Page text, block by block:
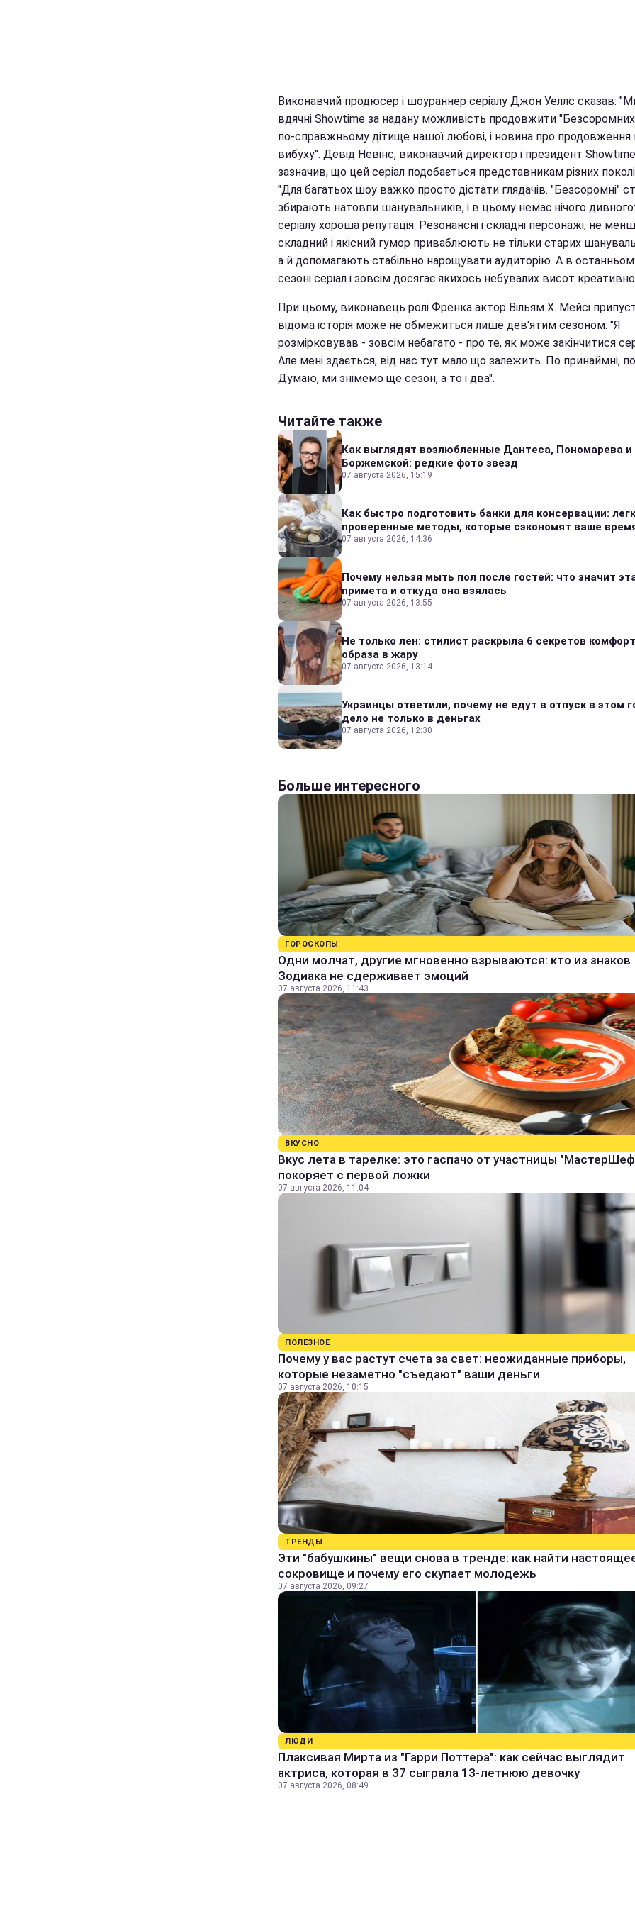
Виконавчий продюсер і шоураннер серіалу Джон Уеллс сказав:
вдячні Showtime за надану можливість продовжити
по-справжньому дітище нашої любові, і новина про продовження
вибуху". Девід Невінс, виконавчий директор і президент
зазначив, що цей серіал подобається представникам різних
"Для багатьох шоу важко просто дістати глядачів. "Безсоромні"
збирають натовпи шанувальників, і в цьому немає нічого
серіалу хороша репутація. Резонансні і складні персонажі, не менш
складний і якісний гумор приваблюють не тільки старих
а й допомагають стабільно нарощувати аудиторію. А в
сезоні серіал і зовсім досягає якихось небувалих висот
При цьому, виконавець ролі Френка актор Вільям Х. Мейсі
відома історія може не обмежиться лише дев'ятим сезоном: "Я
розмірковував - зовсім небагато - про те, як може закінчитися
Але мені здається, від нас тут мало що залежить. По принаймні,
Думаю, ми знімемо ще сезон, а то і два".
Читайте также
Как выглядят возлюбленные Дантеса, Пономарева и
Боржемской: редкие фото звезд
07 августа 2026, 15:19
Как быстро подготовить банки для консервации:
проверенные методы, которые сэкономят ваше
07 августа 2026, 14:36
Почему нельзя мыть пол после гостей: что значит
примета и откуда она взялась
07 августа 2026, 13:55
Не только лен: стилист раскрыла 6 секретов
образа в жару
07 августа 2026, 13:14
Украинцы ответили, почему не едут в отпуск в этом
дело не только в деньгах
07 августа 2026, 12:30
Больше интересного
ГОРОСКОПЫ
Одни молчат, другие мгновенно взрываются: кто из знаков
Зодиака не сдерживает эмоций
07 августа 2026, 11:43
ВКУСНО
Вкус лета в тарелке: это гаспачо от участницы
покоряет с первой ложки
07 августа 2026, 11:04
ПОЛЕЗНОЕ
Почему у вас растут счета за свет: неожиданные приборы,
которые незаметно "съедают" ваши деньги
07 августа 2026, 10:15
ТРЕНДЫ
Эти "бабушкины" вещи снова в тренде: как найти
сокровище и почему его скупает молодежь
07 августа 2026, 09:27
ЛЮДИ
Плаксивая Мирта из "Гарри Поттера": как сейчас выглядит
актриса, которая в 37 сыграла 13-летнюю девочку
07 августа 2026, 08:49